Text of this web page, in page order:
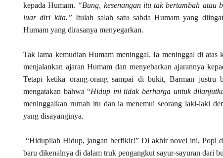
kepada Humam. “Bung, kesenangan itu tak bertambah atau
luar diri kita.” Itulah salah satu sabda Humam yang
Humam yang dirasanya menyegarkan.
Tak lama kemudian Humam meninggal. Ia meninggal di atas
menjalankan ajaran Humam dan menyebarkan ajarannya
Tetapi ketika orang-orang sampai di bukit, Barman justru
mengatakan bahwa “Hidup ini tidak berharga untuk
meninggalkan rumah itu dan ia menemui seorang laki-laki
yang disayanginya.
“Hidupilah Hidup, jangan berfikir!” Di akhir novel ini, Popi
baru dikenalnya di dalam truk pengangkut sayur-sayuran dari